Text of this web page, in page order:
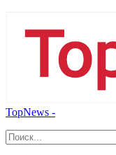
TopNews -